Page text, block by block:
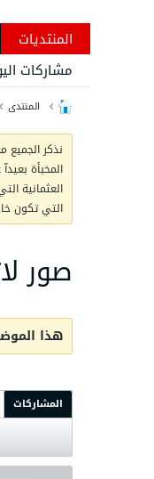
المنتديات
مشاركات
المنتدى
نذكر الجميع
المخبأة
العثمانية
التي تكون
صور
هذا
المشاركات